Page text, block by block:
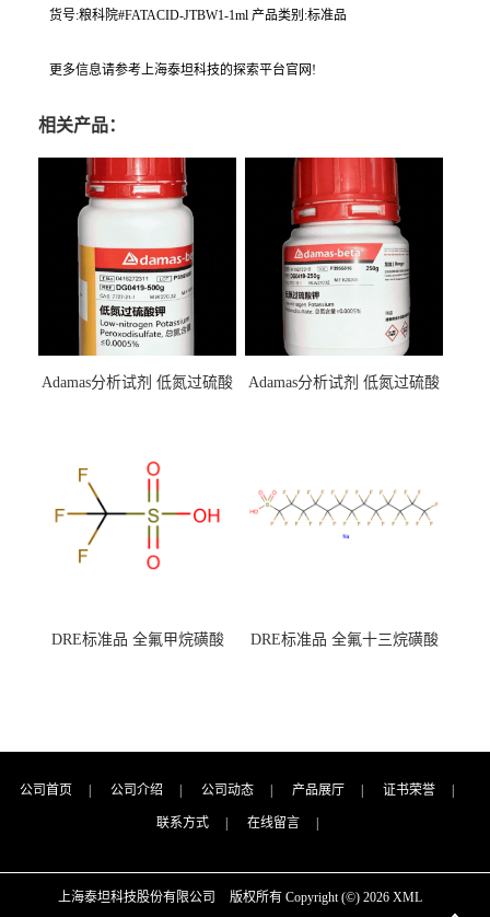
货号:粮科院#FATACID-JTBW1-1ml 产品类别:标准品
更多信息请参考上海泰坦科技的探索平台官网!
相关产品：
Adamas分析试剂 低氮过硫酸
（泰坦现货供应）
Adamas分析试剂 低氮过硫酸
DRE标准品 全氟甲烷磺酸
DRE标准品 全氟十三烷磺酸
公司首页 公司介绍 公司动态 产品展厅 证书荣誉
联系方式 在线留言
上海泰坦科技股份有限公司 版权所有 Copyright (©) 2026 XML